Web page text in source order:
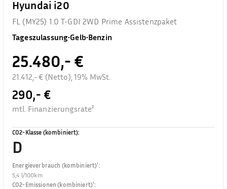
Hyundai i20
FL (MY25) 1.0 T-GDI 2WD Prime Assistenzpaket
Tageszulassung•Gelb•Benzin
25.480,- €
21.412,- € (Netto), 19% MwSt.
290,- €
mtl. Finanzierungsrate²
CO2-Klasse (kombiniert):
D
Energieverbrauch (kombiniert)¹:
5,4 l/100km
CO2-Emissionen (kombiniert)¹: